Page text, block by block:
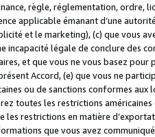
règle, réglementation, ordre,
applicable émanant d’une
et le marketing), (c) que vous
incapacité légale de conclure des
et que vous ne vous basez
Accord, (e) que vous ne
ou de sanctions conformes
toutes les restrictions
les restrictions en matière
que vous avez